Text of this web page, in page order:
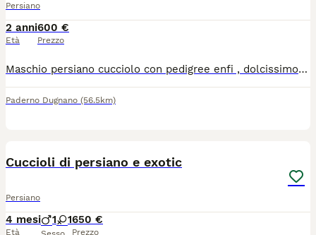
Persiano
2 anni
Età
600 €
Prezzo
Maschio persiano cucciolo con pedigree enfi , dolcissimo si cede con 2 vaccini ,ciclo sverminazione , microchip. Siamo di Paderno Dugnano Milano per visionarlo. Solo se interessati.
Paderno Dugnano (56.5km)
Cuccioli di persiano e exotic
Persiano
4 mesi
Età
1 1650 €
Prezzo